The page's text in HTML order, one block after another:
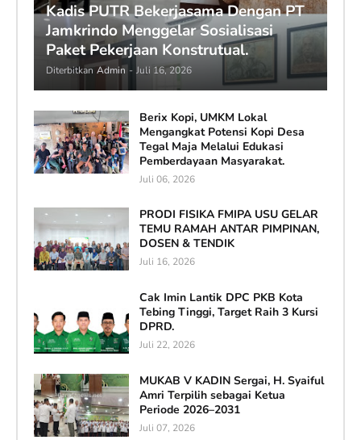
Kadis PUTR Bekerjasama Dengan PT
Jamkrindo Menggelar Sosialisasi
Paket Pekerjaan Konstrutual.
Diterbitkan Admin - Juli 16, 2026
Berix Kopi, UMKM Lokal
Mengangkat Potensi Kopi Desa
Tegal Maja Melalui Edukasi
Pemberdayaan Masyarakat.
Juli 06, 2026
PRODI FISIKA FMIPA USU GELAR
TEMU RAMAH ANTAR PIMPINAN,
DOSEN & TENDIK
Juli 16, 2026
Cak Imin Lantik DPC PKB Kota
Tebing Tinggi, Target Raih 3 Kursi
DPRD.
Juli 22, 2026
MUKAB V KADIN Sergai, H. Syaiful
Amri Terpilih sebagai Ketua
Periode 2026–2031
Juli 07, 2026